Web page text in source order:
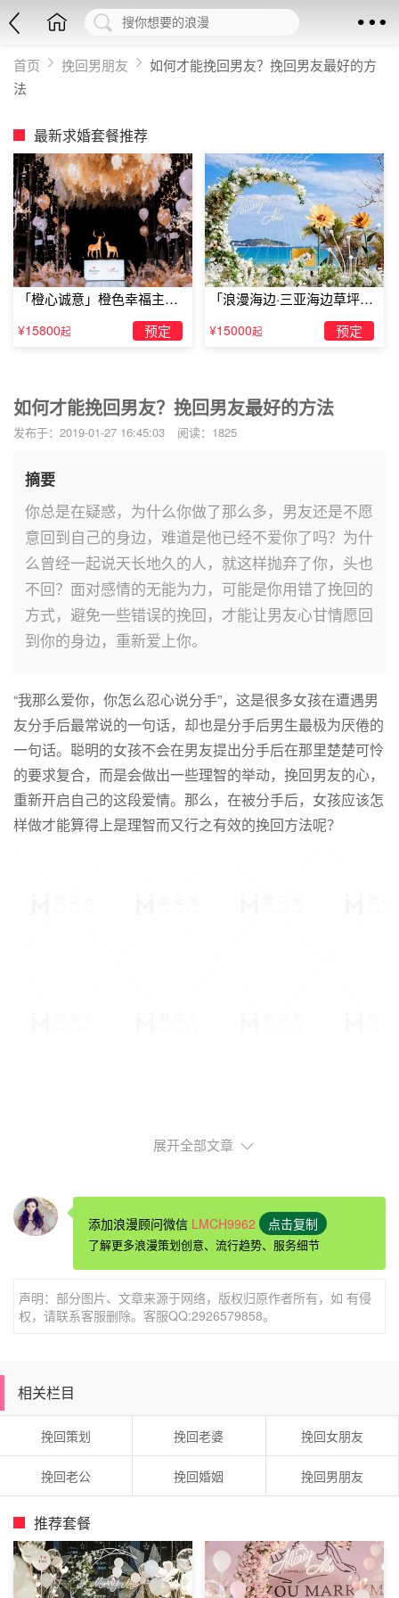
首页 挽回男朋友
如何才能挽回男友？挽回男友最好的方
法
最新求婚套餐推荐
「橙心诚意」橙色幸福主题
露台求婚
¥15800起 预定
「浪漫海边·三亚海边草坪浪
漫求婚」
¥15000起 预定
如何才能挽回男友？挽回男友最好的方法
发布于：2019-01-27 16:45:03 阅读：1825
摘要
你总是在疑惑，为什么你做了那么多，男友还是不愿
意回到自己的身边，难道是他已经不爱你了吗？为什
么曾经一起说天长地久的人，就这样抛弃了你，头也
不回？面对感情的无能为力，可能是你用错了挽回的
方式，避免一些错误的挽回，才能让男友心甘情愿回
到你的身边，重新爱上你。
“我那么爱你，你怎么忍心说分手”，这是很多女孩在遭遇男
友分手后最常说的一句话，却也是分手后男生最极为厌倦的
一句话。聪明的女孩不会在男友提出分手后在那里楚楚可怜
的要求复合，而是会做出一些理智的举动，挽回男友的心，
重新开启自己的这段爱情。那么，在被分手后，女孩应该怎
样做才能算得上是理智而又行之有效的挽回方法呢？
一、学会如何正确表达自己
这位女性咨询在前来咨询见到花镇情感导师的初期，嘴里经
常说到‘害怕’这个词语，并且一直在强调自己‘不知道该怎么
因为急着挽回，讲述情感问题时常常面露担忧，紧张，这种
情况在情感上来说就是不知道如何表达自己的情绪，不知道
展开全部文章
添加浪漫顾问微信 LMCH9962 点击复制
了解更多浪漫策划创意、流行趋势、服务细节
声明：部分图片、文章来源于网络，版权归原作者所有，如 有侵
权，请联系客服删除。客服QQ:2926579858。
相关栏目
挽回策划 挽回老婆 挽回女朋友
挽回老公 挽回婚姻 挽回男朋友
推荐套餐